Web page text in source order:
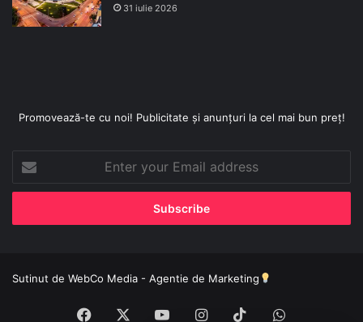
31 iulie 2026
Promovează-te cu noi! Publicitate și anunțuri la cel mai bun preț!
your
Email
Sutinut de WebCo Media - Agentie de Marketing
Facebook YouTubeInstagram
TikTokWhatsApp